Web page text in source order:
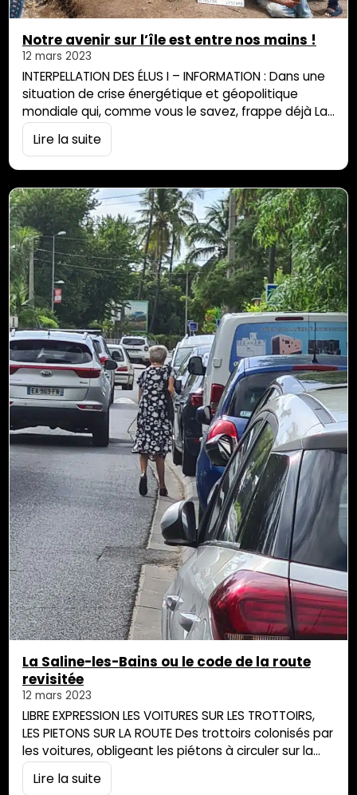
Notre avenir sur l’île est entre nos mains !
12 mars 2023
INTERPELLATION DES ÉLUS I – INFORMATION : Dans une
situation de crise énergétique et géopolitique
mondiale qui, comme vous le savez, frappe déjà La
Réunion de plein fouet avec des augmentations de
prix prohibitives et un risque de rupture
grand plan stratégique global » soit mis en […]
Lire la suite
La Saline-les-Bains ou le code de la route
revisitée
12 mars 2023
LIBRE EXPRESSION LES VOITURES SUR LES TROTTOIRS,
LES PIETONS SUR LA ROUTE Des trottoirs colonisés par
les voitures, obligeant les piétons à circuler sur la
chaussée : c’est le désolant tableau qu’offre
fréquemment la route du Trou d’Eau, à la Saline-les-
Lire la suite